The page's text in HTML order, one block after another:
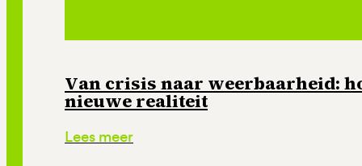
Van crisis naar weerbaarheid:
nieuwe realiteit
Lees meer